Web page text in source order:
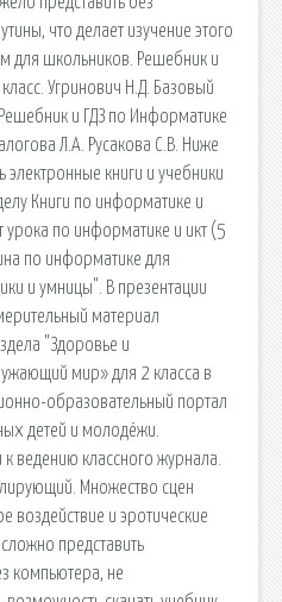
что делает изучение этого
для школьников. Решебник и
Угринович Н.Д. Базовый
и ГДЗ по Информатике
Л.А. Русакова С.В. Ниже
электронные книги и учебники
Книги по информатике и
по информатике и икт (5
по информатике для
и умницы". В презентации
материал
"Здоровье и
мир» для 2 класса в
образовательный портал
детей и молодёжи.
ведению классного журнала.
Множество сцен
воздействие и эротические
представить
компьютера, не